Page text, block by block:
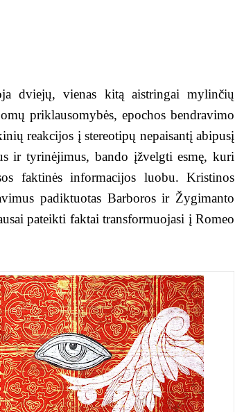
dviejų, vienas kitą aistringai mylinčių
priklausomybės, epochos bendravimo
reakcijos į stereotipų nepaisantį abipusį
ir tyrinėjimus, bando įžvelgti esmę, kuri
faktinės informacijos luobu. Kristinos
padiktuotas Barboros ir Žygimanto
pateikti faktai transformuojasi į Romeo